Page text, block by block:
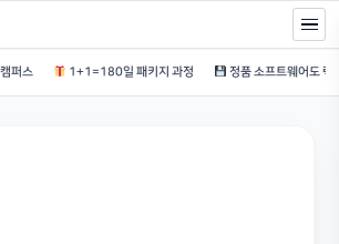
렉터스 캠퍼스 1+1=180일 패키지 과정